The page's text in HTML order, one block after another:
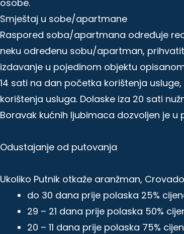
osobe.
Smještaj u sobe/apartmane
Raspored soba/apartmana određuje
neku određenu sobu/apartman,
izdavanje u pojedinom objektu
14 sati na dan početka korištenja
korištenja usluga. Dolaske iza 20 sati
Boravak kućnih ljubimaca dozvoljen je
Odustajanje od putovanja
Ukoliko Putnik otkaže aranžman,
do 30 dana prije polaska 25%
29 – 21 dana prije polaska 50%
20 – 11 dana prije polaska 75%